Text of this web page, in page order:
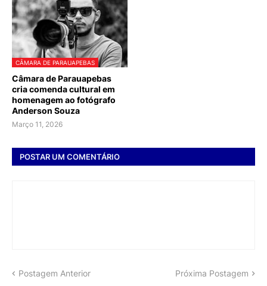
CÂMARA DE PARAUAPEBAS
Câmara de Parauapebas
cria comenda cultural em
homenagem ao fotógrafo
Anderson Souza
Março 11, 2026
POSTAR UM COMENTÁRIO
Postagem Anterior Próxima Postagem